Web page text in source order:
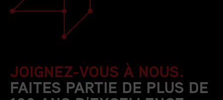
JOIGNEZ-VOUS À NOUS.
FAITES PARTIE DE PLUS DE